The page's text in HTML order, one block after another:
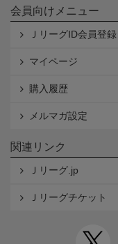
会員向けメニュー
ＪリーグID会員登録
マイページ
購入履歴
メルマガ設定
関連リンク
Ｊリーグ.jp
Ｊリーグチケット